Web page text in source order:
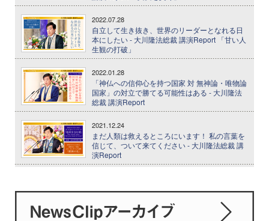
2022.07.28
自立して生き抜き、世界のリーダーとなれる日
本にしたい - 大川隆法総裁 講演Report 「甘い人
生観の打破」
2022.01.28
「神仏への信仰心を持つ国家 対 無神論・唯物論
国家」の対立で勝てる可能性はある - 大川隆法
総裁 講演Report
2021.12.24
まだ人類は救えるところにいます！ 私の言葉を
信じて、ついて来てください - 大川隆法総裁 講
演Report